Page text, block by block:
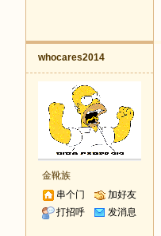
whocares2014
金靴族
串个门
加好友
打招呼
发消息